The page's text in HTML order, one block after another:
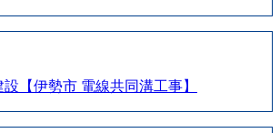
【伊勢市 電線共同溝工事】